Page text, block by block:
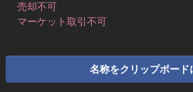
売却不可
マーケット取引不可
名称をクリップボード